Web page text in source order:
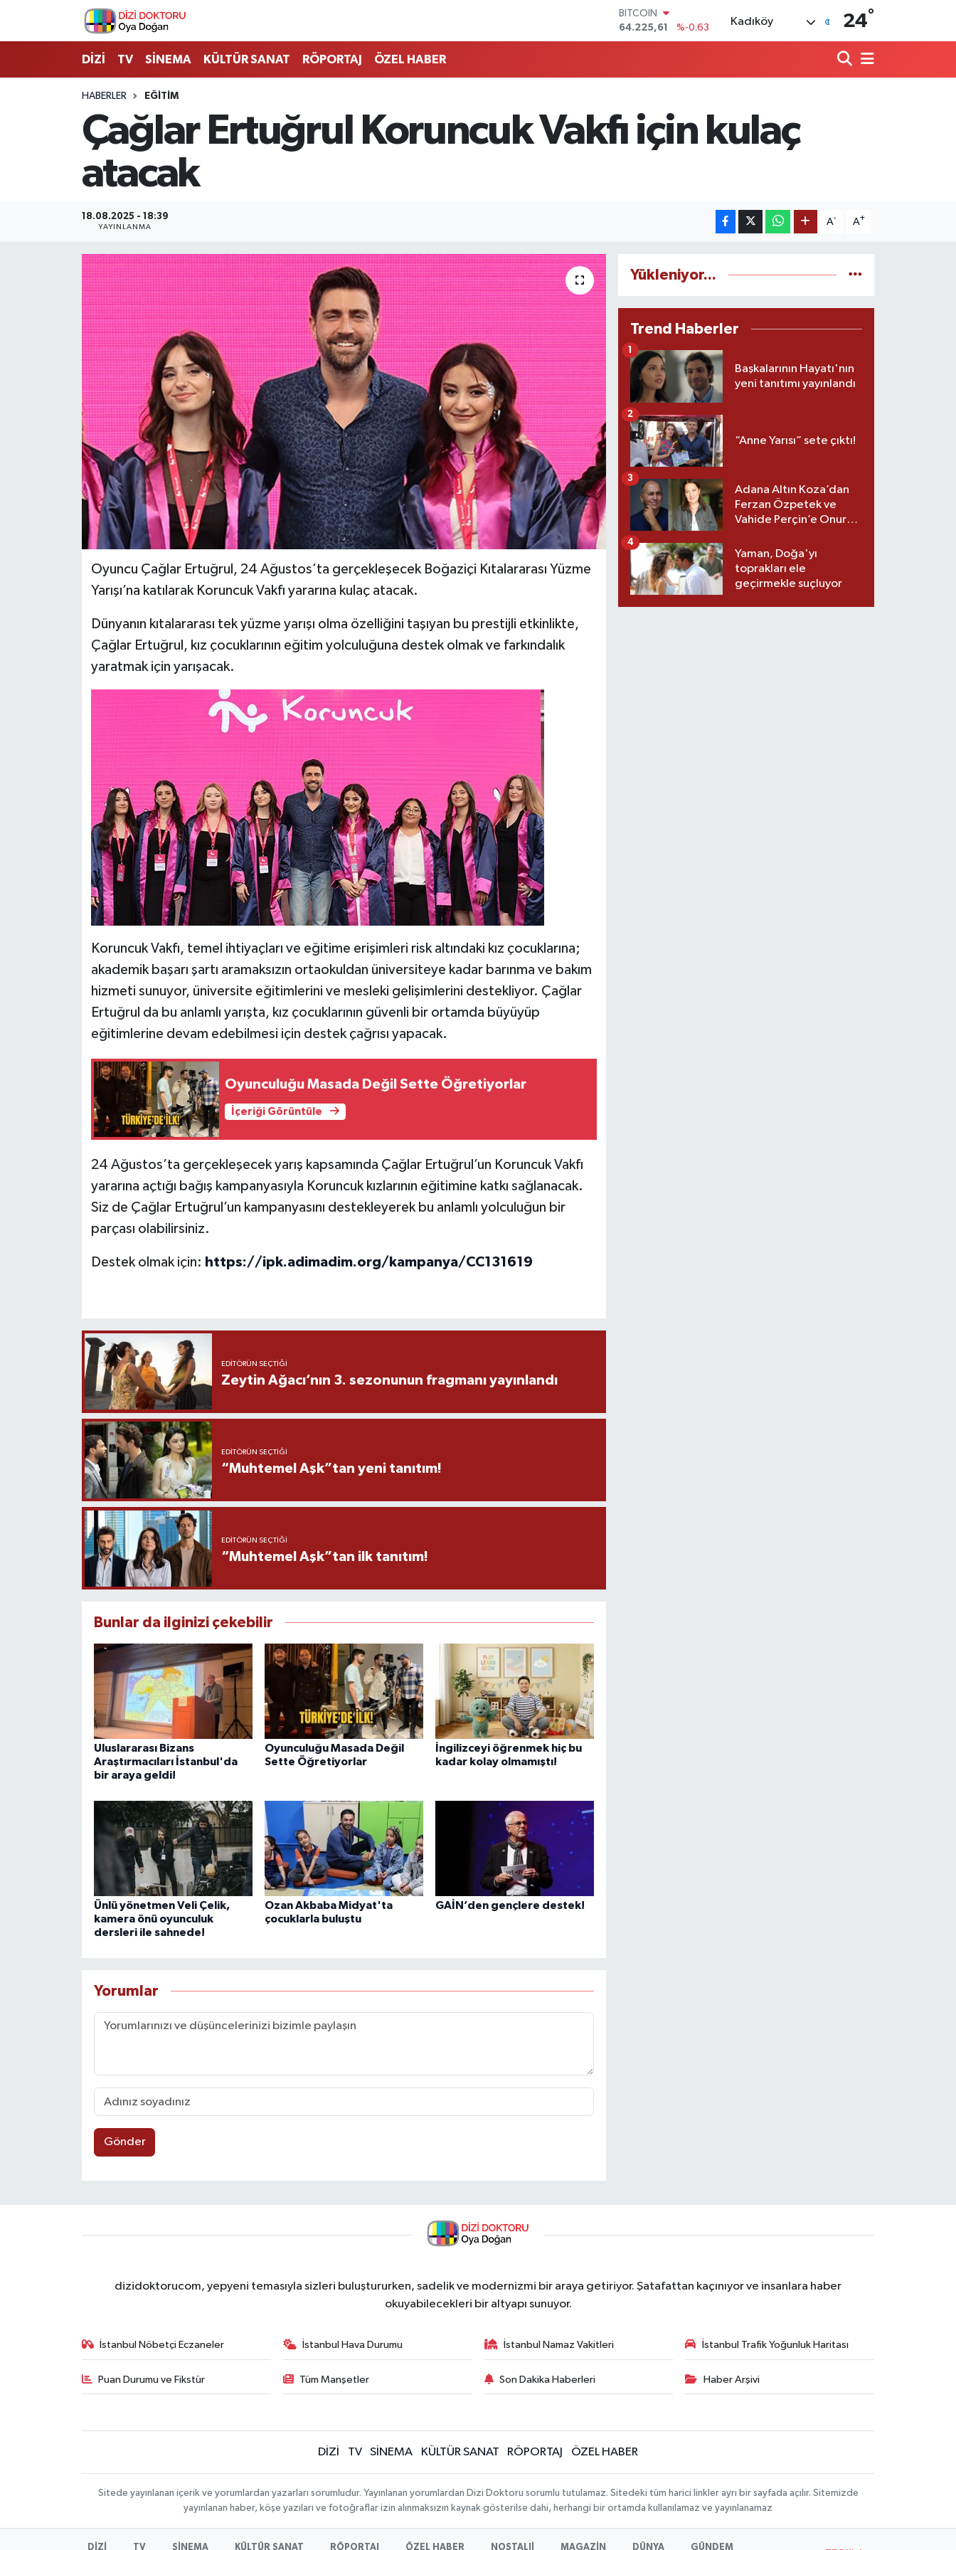
64.225,61
DOLAR
47,7143
%0.16
GRAM ALTIN
6510.40
%0.45
BİST100
Kadıköy 24°
DİZİ TV SİNEMA KÜLTÜR SANAT RÖPORTAJ ÖZEL HABER
HABERLER EĞİTİM
Çağlar Ertuğrul Koruncuk Vakfı için kulaç
atacak
18.08.2025 - 18:39
YAYINLANMA
A- A+
Oyuncu Çağlar Ertuğrul, 24 Ağustos’ta gerçekleşecek Boğaziçi Kıtalararası Yüzme
Yarışı’na katılarak Koruncuk Vakfı yararına kulaç atacak.
Dünyanın kıtalararası tek yüzme yarışı olma özelliğini taşıyan bu prestijli etkinlikte,
Çağlar Ertuğrul, kız çocuklarının eğitim yolculuğuna destek olmak ve farkındalık
yaratmak için yarışacak.
Koruncuk Vakfı, temel ihtiyaçları ve eğitime erişimleri risk altındaki kız çocuklarına;
akademik başarı şartı aramaksızın ortaokuldan üniversiteye kadar barınma ve bakım
hizmeti sunuyor, üniversite eğitimlerini ve mesleki gelişimlerini destekliyor. Çağlar
Ertuğrul da bu anlamlı yarışta, kız çocuklarının güvenli bir ortamda büyüyüp
eğitimlerine devam edebilmesi için destek çağrısı yapacak.
Oyunculuğu Masada Değil Sette Öğretiyorlar
İçeriği Görüntüle
24 Ağustos’ta gerçekleşecek yarış kapsamında Çağlar Ertuğrul’un Koruncuk Vakfı
yararına açtığı bağış kampanyasıyla Koruncuk kızlarının eğitimine katkı sağlanacak.
Siz de Çağlar Ertuğrul’un kampanyasını destekleyerek bu anlamlı yolculuğun bir
parçası olabilirsiniz.
Destek olmak için: https://ipk.adimadim.org/kampanya/CC131619
EDITÖRÜN SEÇTIĞI
Zeytin Ağacı’nın 3. sezonunun fragmanı yayınlandı
EDITÖRÜN SEÇTIĞI
“Muhtemel Aşk”tan yeni tanıtım!
EDITÖRÜN SEÇTIĞI
“Muhtemel Aşk”tan ilk tanıtım!
Bunlar da ilginizi çekebilir
Uluslararası Bizans
Araştırmacıları İstanbul'da
bir araya geldi!
Oyunculuğu Masada Değil
Sette Öğretiyorlar
İngilizceyi öğrenmek hiç bu
kadar kolay olmamıştı!
Ünlü yönetmen Veli Çelik,
kamera önü oyunculuk
dersleri ile sahnede!
Ozan Akbaba Midyat'ta
çocuklarla buluştu
GAİN’den gençlere destek!
Yorumlar
Gönder
Yükleniyor...
Trend Haberler
Başkalarının Hayatı'nın
yeni tanıtımı yayınlandı
1
“Anne Yarısı” sete çıktı!
2
Adana Altın Koza’dan
Ferzan Özpetek ve
Vahide Perçin’e Onur
3
Yaman, Doğa'yı
toprakları ele
geçirmekle suçluyor
4
dizidoktorucom, yepyeni temasıyla sizleri buluştururken, sadelik ve modernizmi bir araya getiriyor. Şatafattan kaçınıyor ve insanlara haber
okuyabilecekleri bir altyapı sunuyor.
İstanbul Nöbetçi Eczaneler İstanbul Hava Durumu İstanbul Namaz Vakitleri İstanbul Trafik Yoğunluk Haritası
Puan Durumu ve Fikstür Tüm Manşetler Son Dakika Haberleri Haber Arşivi
DİZİ TV SİNEMA KÜLTÜR SANAT RÖPORTAJ ÖZEL HABER
Sitede yayınlanan içerik ve yorumlardan yazarları sorumludur. Yayınlanan yorumlardan Dizi Doktoru sorumlu tutulamaz. Sitedeki tüm harici linkler ayrı bir sayfada açılır. Sitemizde
yayınlanan haber, köşe yazıları ve fotoğraflar izin alınmaksızın kaynak gösterilse dahi, herhangi bir ortamda kullanılamaz ve yayınlanamaz
DİZİ TV SİNEMA KÜLTÜR SANAT RÖPORTAJ ÖZEL HABER NOSTALJİ MAGAZİN DÜNYA GÜNDEM
İstanbul Nöbetçi Eczaneler
İstanbul Hava Durumu
İstanbul Namaz Vakitleri
İstanbul Trafik Yoğunluk Haritası
Son Dakika Haberleri
Haber Arşivi